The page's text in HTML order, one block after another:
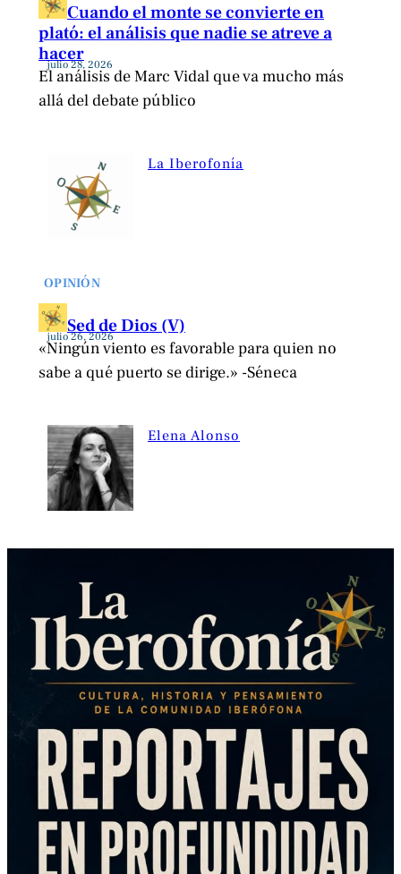
Cuando el monte se convierte en
plató: el análisis que nadie se atreve a
hacer
julio 28, 2026
El análisis de Marc Vidal que va mucho más
allá del debate público
La Iberofonía
OPINIÓN
Sed de Dios (V)
julio 26, 2026
«Ningún viento es favorable para quien no
sabe a qué puerto se dirige.» -Séneca
Elena Alonso